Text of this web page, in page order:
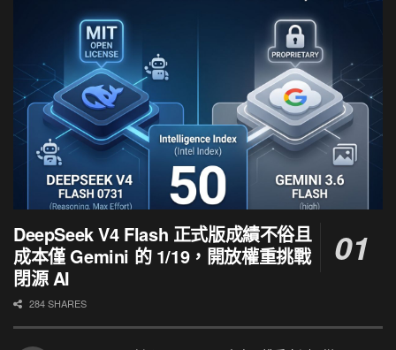
DeepSeek V4 Flash 正式版成績不俗且
成本僅 Gemini 的 1/19，開放權重挑戰
閉源 AI
284 SHARES